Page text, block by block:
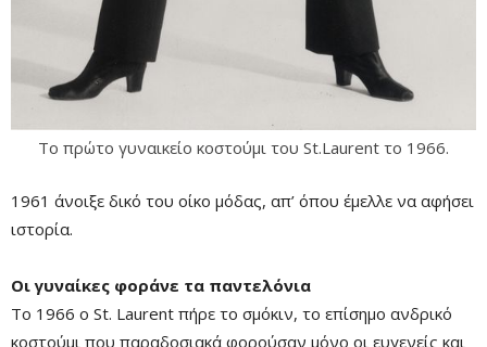
Το πρώτο γυναικείο κοστούμι του St.Laurent το 1966.
1961 άνοιξε δικό του οίκο μόδας, απ’ όπου έμελλε να αφήσει
ιστορία.
Οι γυναίκες φοράνε τα παντελόνια
Το 1966 o St. Laurent πήρε το σμόκιν, το επίσημο ανδρικό
κοστούμι που παραδοσιακά φορούσαν μόνο οι ευγενείς και